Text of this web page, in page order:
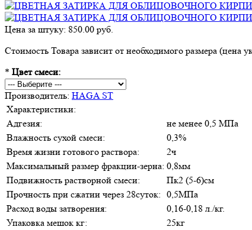
Цена за штуку: 850.00 руб.
Стоимость Товара зависит от необходимого размера (цена
* Цвет смеси:
Производитель: HAGA ST
Характеристики:
Адгезия:
не менее 0,5 МПа
Влажность сухой смеси:
0,3%
Время жизни готового раствора:
2ч
Максимальный размер фракции-зерна: 0,8мм
Подвижность растворной смеси:
Пк2 (5-6)см
Прочность при сжатии через 28суток: 0,5МПа
Расход воды затворения:
0,16-0,18 л./кг.
Упаковка мешок кг:
25кг